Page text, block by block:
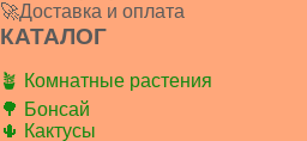
🚀Доставка и оплата
КАТАЛОГ
🪴 Комнатные растения
🌳 Бонсай
🌵 Кактусы